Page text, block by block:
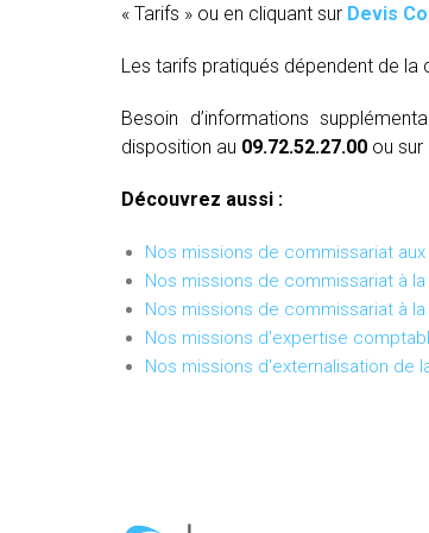
« Tarifs » ou en cliquant sur Devis
Les tarifs pratiqués dépendent de la
Besoin d’informations
disposition au 09.72.52.27.00 ou
Découvrez aussi :
Nos missions de commissariat
Nos missions de commissariat à
Nos missions de commissariat à la
Nos missions d'expertise
Nos missions d'externalisation de